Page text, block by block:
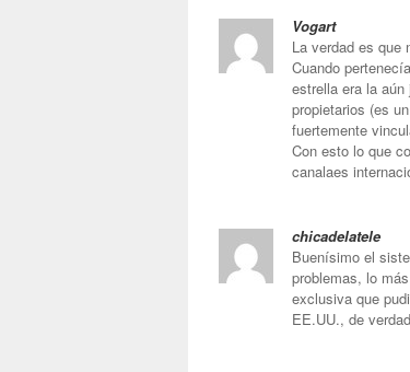
Vogart
La verdad es que
Cuando
estrella era la
propietarios (es
fuertemente
Con esto lo que
canalaes
chicadelatele
Buenísimo el
problemas, lo
exclusiva que
EE.UU., de